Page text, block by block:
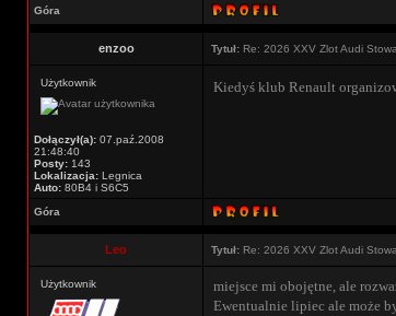
Góra
enzoo Tytuł: Re: 2026 XXV Zlot Audi
Użytkownik
Dołączył(a): 07.paź.2008
21:48:40
Posty: 143
Lokalizacja: Legnica
Auto: 80B4 i S6C5
Kiedyś klub Renault
Góra
Leo Tytuł: Re: 2026 XXV Zlot Audi
Użytkownik
miejsce mi obojętne, ale
Ewentualnie lipiec ale może